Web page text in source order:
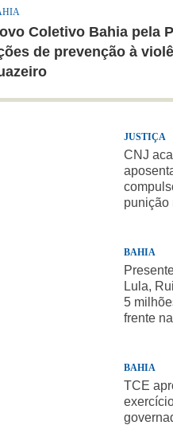
Coletivo Bahia pela
de prevenção à
JUSTIÇA
CNJ
punição
BAHIA
Lula,
5
frente
BAHIA
TCE